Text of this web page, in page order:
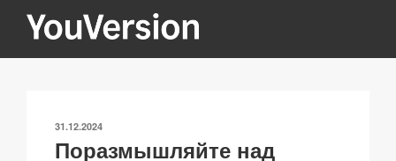
YOUVERSION
Seeking God every day.
ОПУБЛИКОВАНО
31.12.2024
Поразмышляйте над